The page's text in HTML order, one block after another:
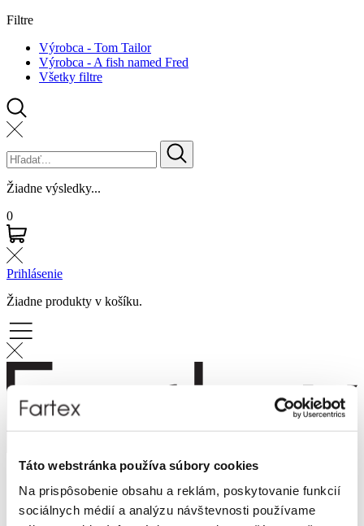
Táto webstránka používa súbory cookies
Na prispôsobenie obsahu a reklám, poskytovanie funkcií
sociálnych médií a analýzu návštevnosti používame
Filtre
Výrobca - Tom Tailor
Výrobca - A fish named Fred
Všetky filtre
Žiadne výsledky...
0
Prihlásenie
Žiadne produkty v košíku.
Novinky
Dámska móda
Pánska móda